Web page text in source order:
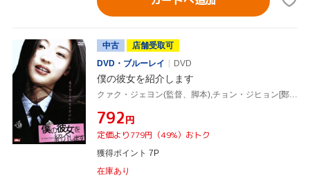
中古
店舗受取可
DVD・ブルーレイ
DVD
僕の彼女を紹介します
クァク・ジェヨン(監督、脚本),チョン・ジヒョン[鄭志賢],チャン・ヒョク
¥792円
定価より779円（49%）おトク
獲得ポイント 7P
在庫あり